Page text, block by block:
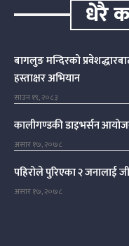
धेरै
बागलुङ मन्दिरको
हस्ताक्षर अभियान
साउन १९, २०८३
कालीगण्डकी डाइभर्सन
असार १७, २०७८
पहिरोले पुरिएका २ जनालाई
असार १७, २०७८